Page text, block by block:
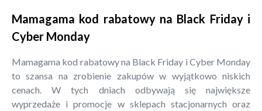
Mamagama kod rabatowy na Black Friday i
Cyber Monday
Mamagama kod rabatowy na Black Friday i Cyber Monday
to szansa na zrobienie zakupów w wyjątkowo niskich
cenach. W tych dniach odbywają się największe
wyprzedaże i promocje w sklepach stacjonarnych oraz